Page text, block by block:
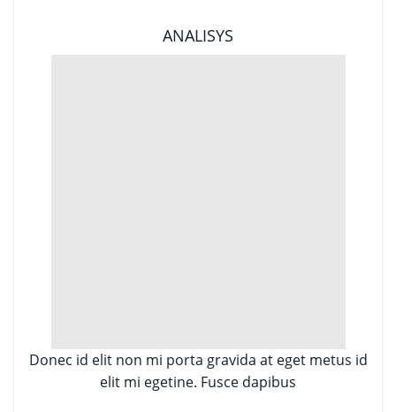
ANALISYS
Donec id elit non mi porta gravida at eget metus id
elit mi egetine. Fusce dapibus